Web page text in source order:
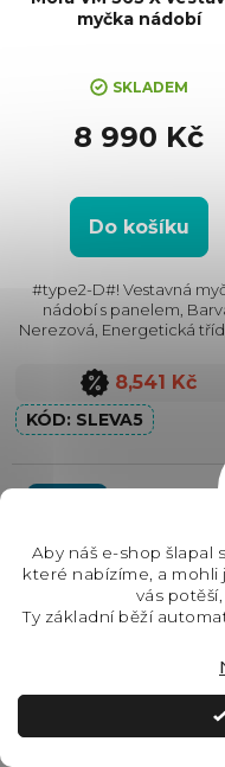
Aby náš e-shop šlapal
které nabízíme, a
vás
Ty základní běží
myčka nádobí
SKLADEM
8 990 Kč
Do košíku
#type2-D#! Vestavná
nádobí s panelem,
Nerezová, Energetická
příbory: Košík, Počet
nádobí: 10, Počet
Spotřeba vody na...
8,541 Kč
SLEVA5